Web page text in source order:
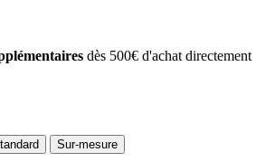
dès 500€ d'achat directement
Sur-mesure